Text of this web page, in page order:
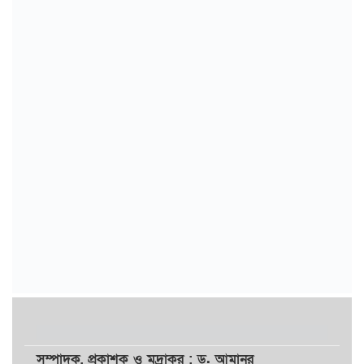
সম্পাদক, প্রকাশকওমুদ্রাকর: ড. আমানুর